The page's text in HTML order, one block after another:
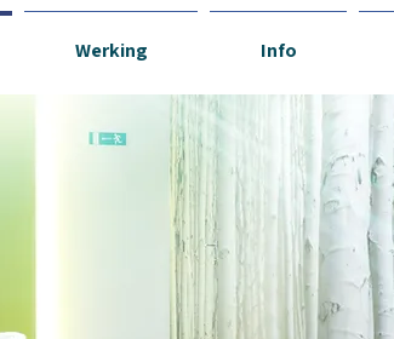
Werking Info